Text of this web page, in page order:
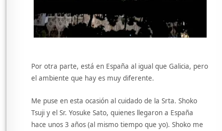
Por otra parte, está en España al igual que Galicia, pero
el ambiente que hay es muy diferente.
Me puse en esta ocasión al cuidado de la Srta. Shoko
Tsuji y el Sr. Yosuke Sato, quienes llegaron a España
hace unos 3 años (al mismo tiempo que yo). Shoko me